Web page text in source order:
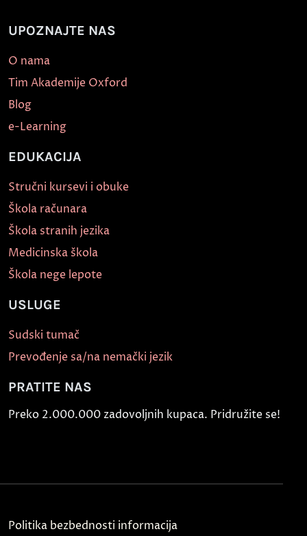
UPOZNAJTE NAS
O nama
Tim Akademije Oxford
Blog
e-Learning
EDUKACIJA
Stručni kursevi i obuke
Škola računara
Škola stranih jezika
Medicinska škola
Škola nege lepote
USLUGE
Sudski tumač
Prevođenje sa/na nemački jezik
PRATITE NAS
Preko 2.000.000 zadovoljnih kupaca. Pridružite se!
Politika bezbednosti informacija